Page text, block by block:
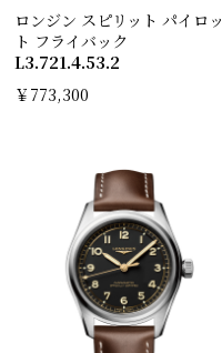
ロンジン スピリット パイロッ
ト フライバック
L3.721.4.53.2
￥773,300